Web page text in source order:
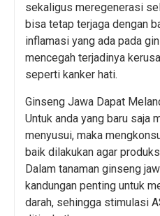
sekaligus meregenerasi
bisa tetap terjaga dengan
inflamasi yang ada pada
mencegah terjadinya
seperti kanker hati.
Ginseng Jawa Dapat
Untuk anda yang baru saja
menyusui, maka
baik dilakukan agar
Dalam tanaman ginseng
kandungan penting untuk
darah, sehingga stimulasi